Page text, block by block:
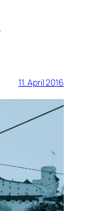
11. April 2016